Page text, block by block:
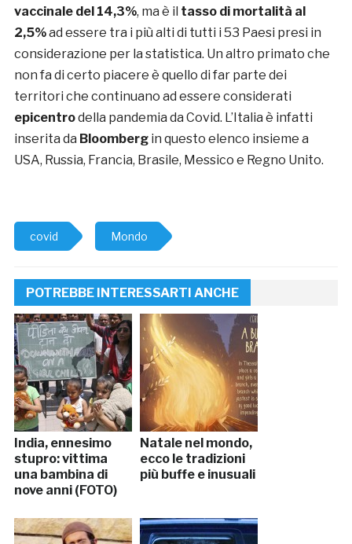
vaccinale del 14,3%, ma è il tasso di mortalità al
2,5%ad essere tra i più alti di tutti i 53 Paesi presi in
considerazione per la statistica. Un altro primato che
non fa di certo piacere è quello di far parte dei
territori che continuano ad essere considerati
epicentrodella pandemia da Covid. L’Italia è infatti
inserita da Bloombergin questo elenco insieme a
USA, Russia, Francia, Brasile, Messico e Regno Unito.
covid Mondo
POTREBBE INTERESSARTI ANCHE
India, ennesimo
stupro: vittima
una bambina di
nove anni (FOTO)
Natale nel mondo,
ecco le tradizioni
più buffe e inusuali